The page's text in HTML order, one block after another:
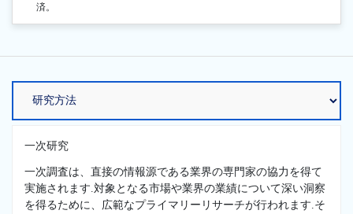
済。
一次研究
一次調査は、直接の情報源である業界の専門家の協力を得て
実施されます.対象となる市場や業界の業績について深い洞察
を得るために、広範なプライマリーリサーチが行われます.そ